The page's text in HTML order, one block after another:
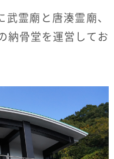
霊廟と唐湊霊廟、
納骨堂を運営してお